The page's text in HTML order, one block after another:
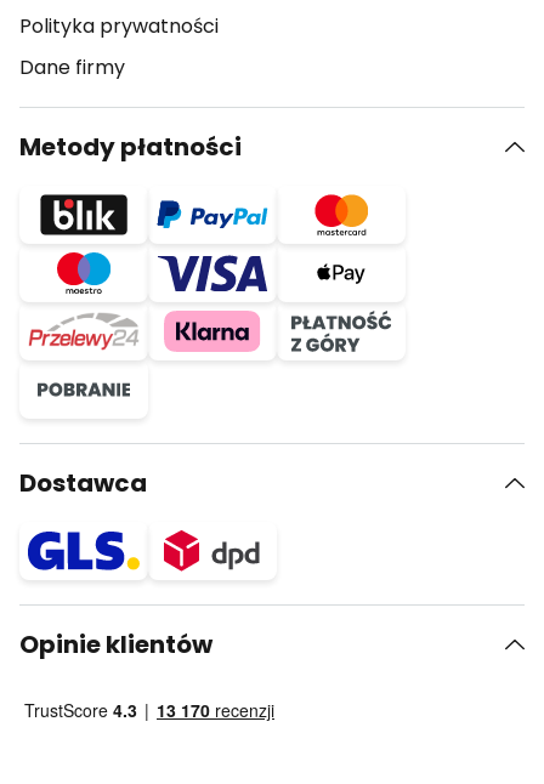
Polityka prywatności
Dane firmy
Metody płatności
Dostawca
Opinie klientów